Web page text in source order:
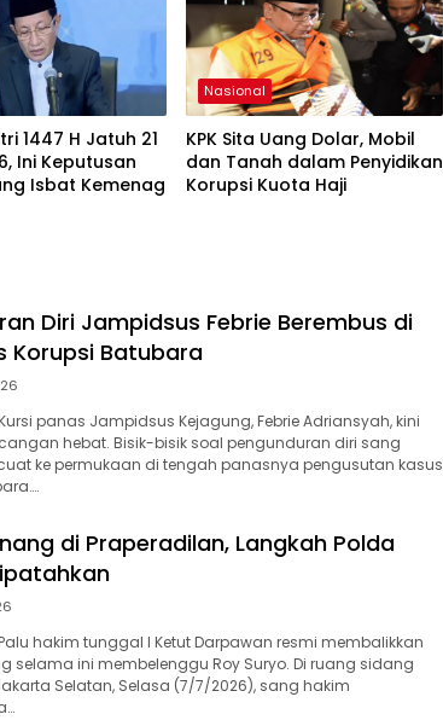
1447 H Jatuh 21
Ini Keputusan
Isbat Kemenag
Nasional
KPK Sita Uang Dolar, Mobil
dan Tanah dalam Penyidikan
Korupsi Kuota Haji
Diri Jampidsus Febrie Berembus di
Korupsi Batubara
panas Jampidsus Kejagung, Febrie Adriansyah, kini
hebat. Bisik-bisik soal pengunduran diri sang
ke permukaan di tengah panasnya pengusutan kasus
di Praperadilan, Langkah Polda
hakim tunggal I Ketut Darpawan resmi membalikkan
selama ini membelenggu Roy Suryo. Di ruang sidang
Selatan, Selasa (7/7/2026), sang hakim